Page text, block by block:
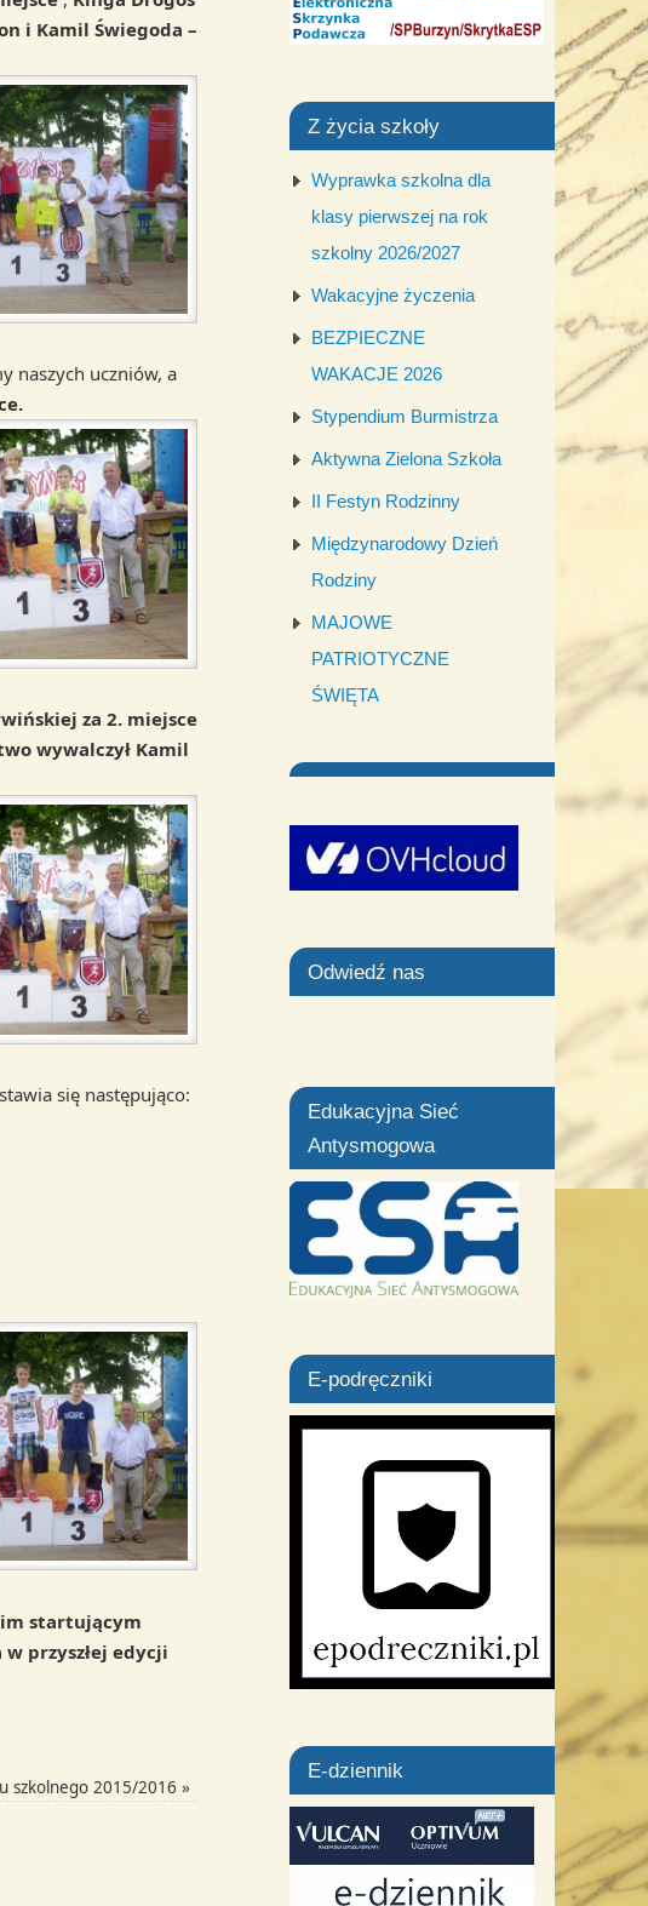
i Kamil Świegoda –
naszych uczniów, a
za 2. miejsce
wywalczył Kamil
się następująco:
startującym
przyszłej edycji
szkolnego 2015/2016 »
Z życia szkoły
Wyprawka szkolna dla
klasy pierwszej na rok
szkolny 2026/2027
Wakacyjne życzenia
BEZPIECZNE
WAKACJE 2026
Stypendium Burmistrza
Aktywna Zielona Szkoła
II Festyn Rodzinny
Międzynarodowy Dzień
Rodziny
MAJOWE
PATRIOTYCZNE
ŚWIĘTA
Odwiedź nas
Edukacyjna Sieć
Antysmogowa
E-podręczniki
E-dziennik